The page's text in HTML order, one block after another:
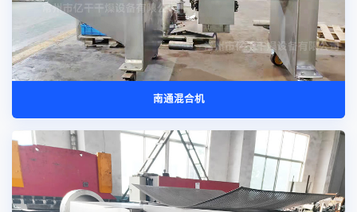
南通混合机